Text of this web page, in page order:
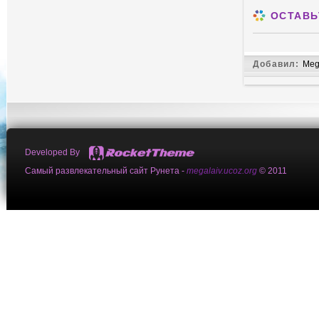
Добавил:
Developed By
Самый развлекательный сайт Рунета - megalaiv.ucoz.org © 2011